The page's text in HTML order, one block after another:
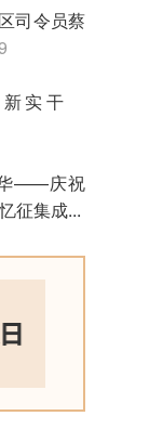
司令员蔡
实干
——庆祝
征集成果
...